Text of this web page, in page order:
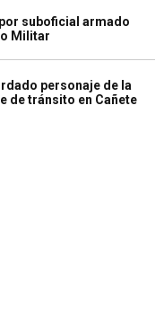
suboficial armado
Militar
personaje de la
de tránsito en Cañete